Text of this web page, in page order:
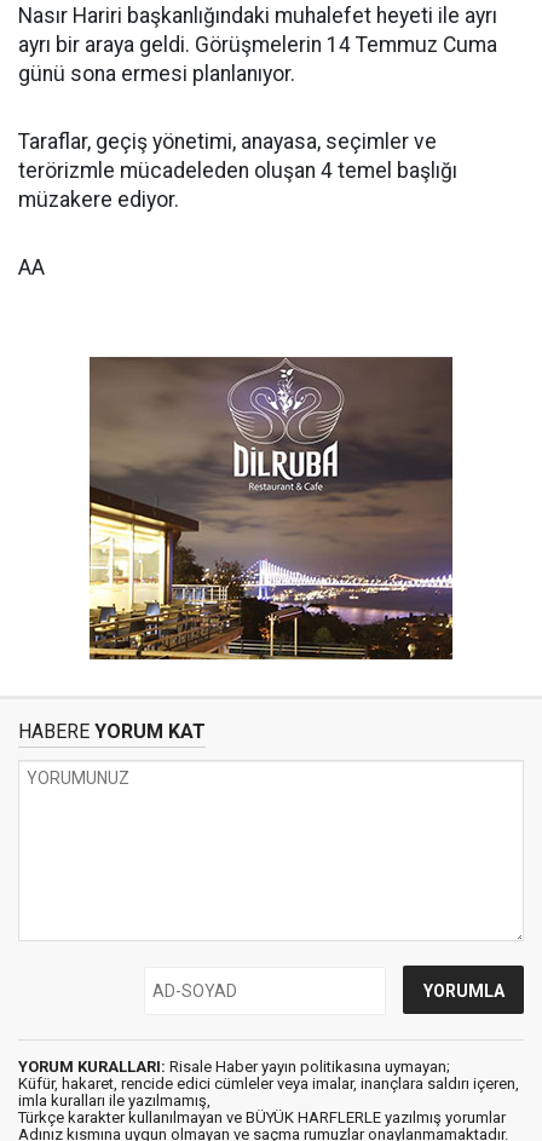
Nasır Hariri başkanlığındaki muhalefet heyeti ile ayrı
ayrı bir araya geldi. Görüşmelerin 14 Temmuz Cuma
günü sona ermesi planlanıyor.
Taraflar, geçiş yönetimi, anayasa, seçimler ve
terörizmle mücadeleden oluşan 4 temel başlığı
müzakere ediyor.
AA
HABERE YORUM KAT
YORUM KURALLARI: Risale Haber yayın politikasına uymayan;
Küfür, hakaret, rencide edici cümleler veya imalar, inançlara saldırı içeren,
imla kuralları ile yazılmamış,
Türkçe karakter kullanılmayan ve BÜYÜK HARFLERLE yazılmış yorumlar
Adınız kısmına uygun olmayan ve saçma rumuzlar onaylanmamaktadır.